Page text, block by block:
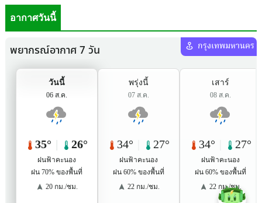
อากาศวันนี้